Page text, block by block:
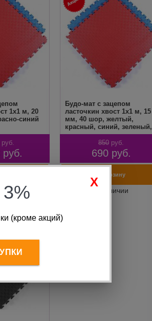
1х1 м, 20
синий
руб.
руб.
Будо-мат с зацепом
ласточкин хвост 1х1 м, 15
мм, 40 шор, желтый,
красный, синий, зеленый,
бежевый, серый Трид
850 руб.
690 руб.
(кроме акций)